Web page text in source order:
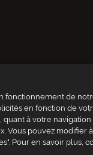
VALRHONA
fonctionnement de
en fonction de
à votre
Vous pouvez modifier
Pour en savoir plus,